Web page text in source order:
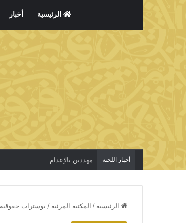
الرئيسية أخبار
أخبار اللجنة مهددين بالإعدام
الرئيسية / المكتبة المرئية / بوسترات حقوقية